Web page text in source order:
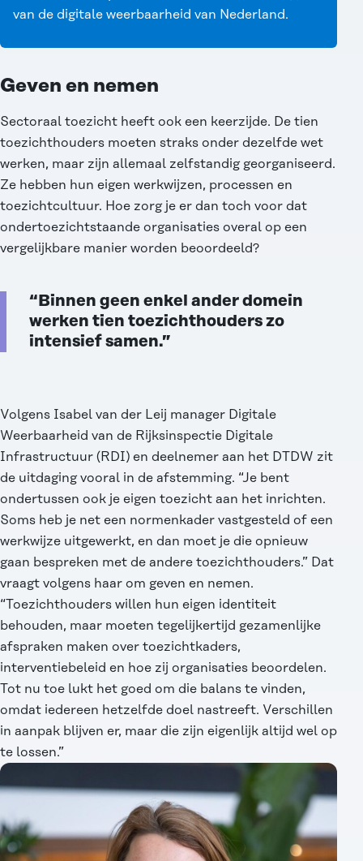
van de digitale weerbaarheid van Nederland.
Geven en nemen
Sectoraal toezicht heeft ook een keerzijde. De tien
toezichthouders moeten straks onder dezelfde wet
werken, maar zijn allemaal zelfstandig georganiseerd.
Ze hebben hun eigen werkwijzen, processen en
toezichtcultuur. Hoe zorg je er dan toch voor dat
ondertoezichtstaande organisaties overal op een
vergelijkbare manier worden beoordeeld?
“Binnen geen enkel ander domein
werken tien toezichthouders zo
intensief samen.”
Volgens Isabel van der Leij manager Digitale
Weerbaarheid van de Rijksinspectie Digitale
Infrastructuur (RDI) en deelnemer aan het DTDW zit
de uitdaging vooral in de afstemming. “Je bent
ondertussen ook je eigen toezicht aan het inrichten.
Soms heb je net een normenkader vastgesteld of een
werkwijze uitgewerkt, en dan moet je die opnieuw
gaan bespreken met de andere toezichthouders.” Dat
vraagt volgens haar om geven en nemen.
“Toezichthouders willen hun eigen identiteit
behouden, maar moeten tegelijkertijd gezamenlijke
afspraken maken over toezichtkaders,
interventiebeleid en hoe zij organisaties beoordelen.
Tot nu toe lukt het goed om die balans te vinden,
omdat iedereen hetzelfde doel nastreeft. Verschillen
in aanpak blijven er, maar die zijn eigenlijk altijd wel op
te lossen.”